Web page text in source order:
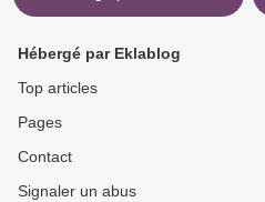
Hébergé par Eklablog
Top articles
Pages
Contact
Signaler un abus